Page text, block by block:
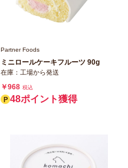
Partner Foods
ミニロールケーキフルーツ 90g
在庫：工場から発送
￥968 税込
48ポイント獲得